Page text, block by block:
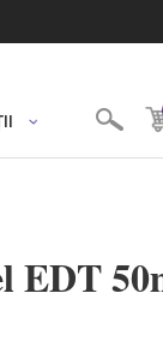
EDT